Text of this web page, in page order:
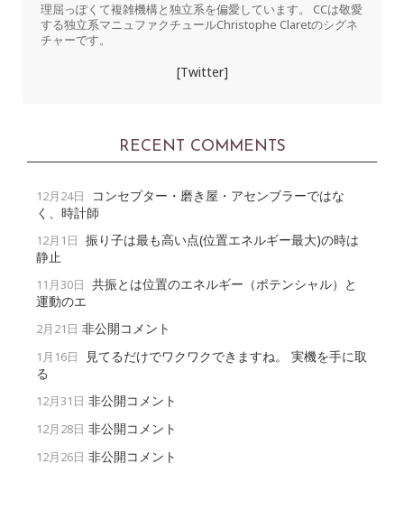
理屈っぽくて複雑機構と独立系を偏愛しています。 CCは敬愛
する独立系マニュファクチュールChristophe Claretのシグネ
チャーです。
[Twitter]
RECENT COMMENTS
12月24日
コンセプター・磨き屋・アセンブラーではな
く、時計師
12月1日 振り子は最も高い点(位置エネルギー最大)の時は
静止
11月30日 共振とは位置のエネルギー（ポテンシャル）と
運動のエ
2月21日 非公開コメント
1月16日
見てるだけでワクワクできますね。 実機を手に取
る
12月31日 非公開コメント
12月28日 非公開コメント
12月26日 非公開コメント